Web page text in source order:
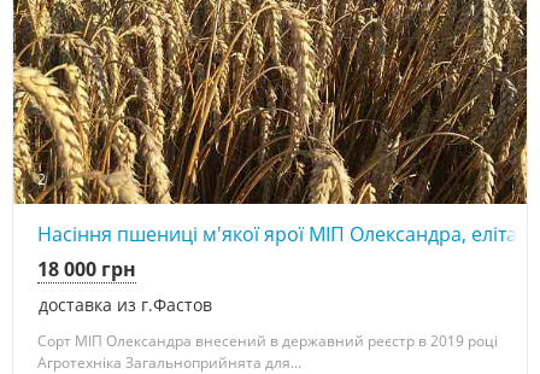
2
Насіння пшениці м'якої ярої МІП Олександра, еліта
доставка из г.Фастов
18 000 грн
Сорт МІП Олександра внесений в державний реєстр в 2019 році
Агротехніка Загальноприйнята для...